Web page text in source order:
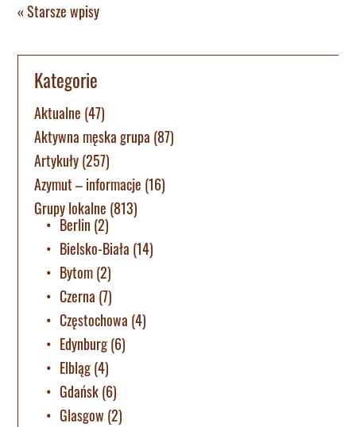
« Starsze wpisy
Kategorie
Aktualne (47)
Aktywna męska grupa (87)
Artykuły(257)
Azymut – informacje (16)
Grupy lokalne (813)
Berlin (2)
Bielsko-Biała (14)
Bytom(2)
Czerna (7)
Częstochowa (4)
Edynburg(6)
Elbląg(4)
Gdańsk(6)
Glasgow (2)